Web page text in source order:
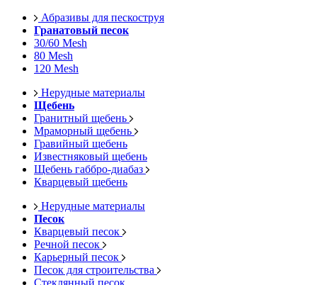
Абразивы для пескоструя
Гранатовый песок
30/60 Mesh
80 Mesh
120 Mesh
Нерудные материалы
Щебень
Гранитный щебень
Мраморный щебень
Гравийный щебень
Известняковый щебень
Щебень габбро-диабаз
Кварцевый щебень
Нерудные материалы
Песок
Кварцевый песок
Речной песок
Карьерный песок
Песок для строительства
Стеклянный песок